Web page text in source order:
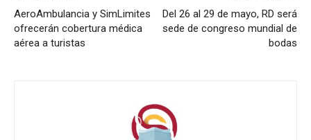
AeroAmbulancia y SimLimites
ofrecerán cobertura médica
aérea a turistas
Del 26 al 29 de mayo, RD será
sede de congreso mundial de
bodas